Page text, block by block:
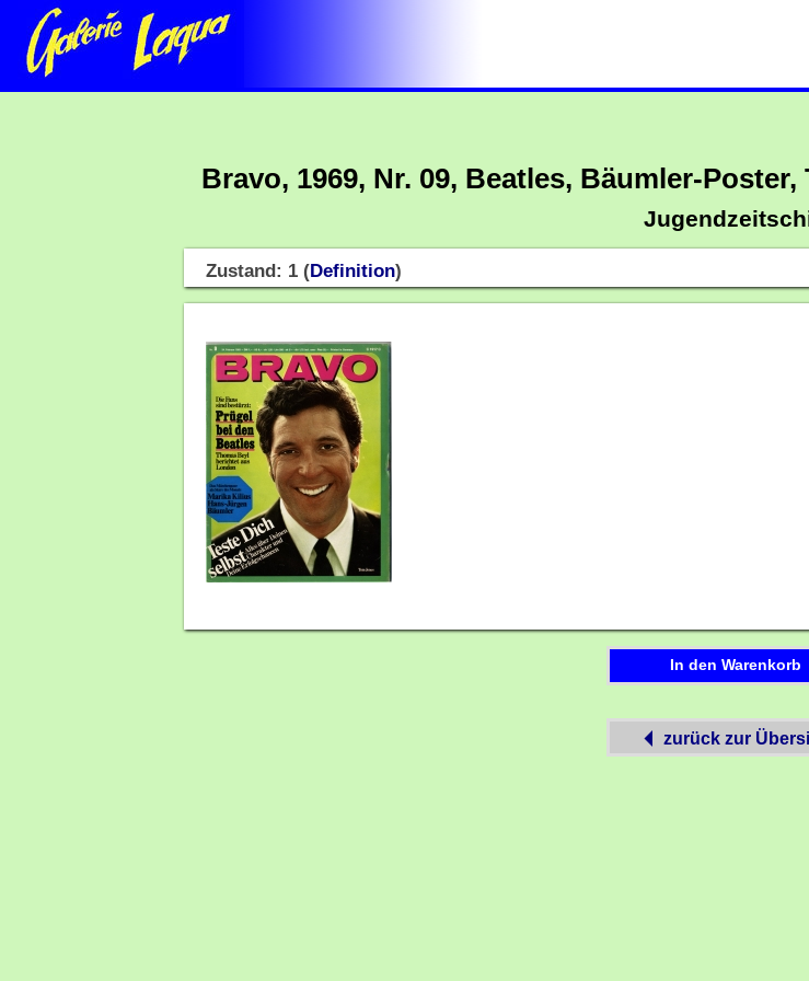
Bravo, 1969, Nr. 09, Beatles, Bäumler-
Zustand: 1 (Definition)
In den Warenkorb
zurück zur